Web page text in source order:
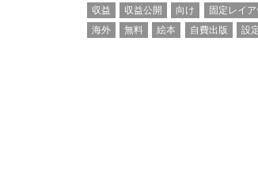
収益
収益公開 向け 固定レイア
海外
無料 絵本 自費出版 設